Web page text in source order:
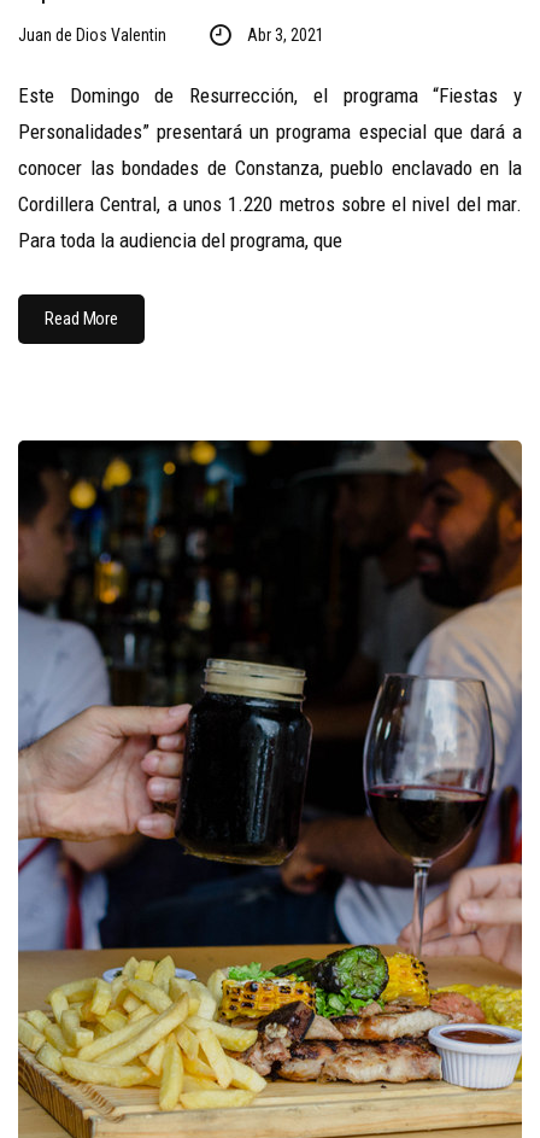
Juan de Dios Valentin Abr 3, 2021
Este Domingo de Resurrección, el programa “Fiestas y
Personalidades” presentará un programa especial que dará a
conocer las bondades de Constanza, pueblo enclavado en la
Cordillera Central, a unos 1.220 metros sobre el nivel del mar.
Para toda la audiencia del programa, que
Read More